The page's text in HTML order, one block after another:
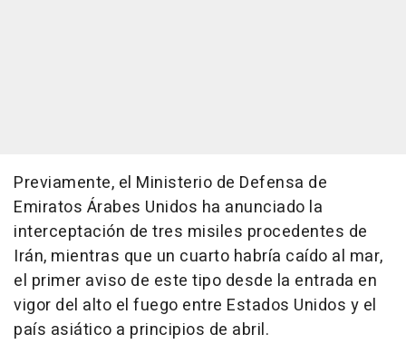
Previamente, el Ministerio de Defensa de
Emiratos Árabes Unidos ha anunciado la
interceptación de tres misiles procedentes de
Irán, mientras que un cuarto habría caído al mar,
el primer aviso de este tipo desde la entrada en
vigor del alto el fuego entre Estados Unidos y el
país asiático a principios de abril.